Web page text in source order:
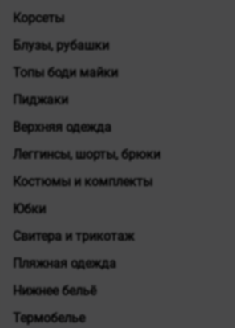
Корсеты
Блузы, рубашки
Топы боди майки
Пиджаки
Верхняя одежда
Леггинсы, шорты, брюки
Костюмы и комплекты
Юбки
Свитера и трикотаж
Пляжная одежда
Нижнее бельё
Термобелье